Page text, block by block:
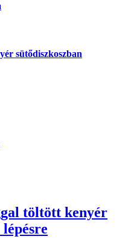
sütődiszkoszban
töltött kenyér